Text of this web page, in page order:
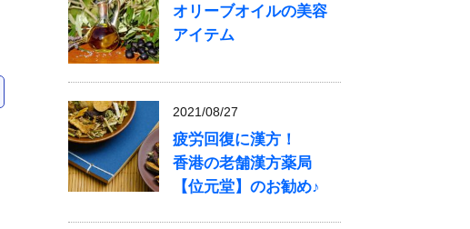
オリーブオイルの美容
アイテム
2021/08/27
疲労回復に漢方！
香港の老舗漢方薬局
【位元堂】のお勧め♪